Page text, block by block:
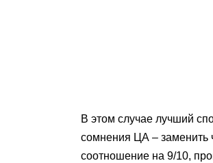
В этом случае лучший
сомнения ЦА – заменить
соотношение на 9/10,